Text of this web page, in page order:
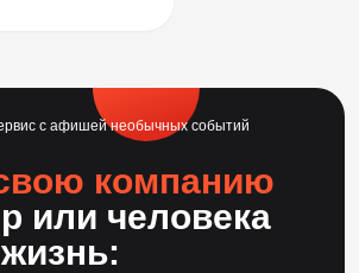
с афишей необычных событий
компанию
или человека